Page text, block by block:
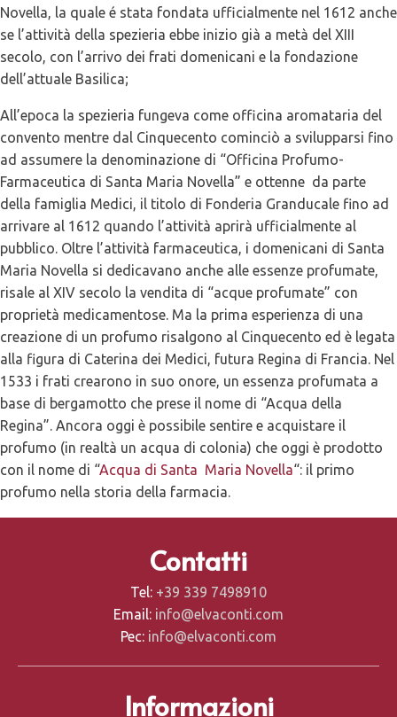
Novella, la quale é stata fondata ufficialmente nel 1612 anche
se l’attività della spezieria ebbe inizio già a metà del XIII
secolo, con l’arrivo dei frati domenicani e la fondazione
dell’attuale Basilica;
All’epoca la spezieria fungeva come officina aromataria del
convento mentre dal Cinquecento cominciò a svilupparsi fino
ad assumere la denominazione di “Officina Profumo-
Farmaceutica di Santa Maria Novella” e ottenne da parte
della famiglia Medici, il titolo di Fonderia Granducale fino ad
arrivare al 1612 quando l’attività aprirà ufficialmente al
pubblico. Oltre l’attività farmaceutica, i domenicani di Santa
Maria Novella si dedicavano anche alle essenze profumate,
risale al XIV secolo la vendita di “acque profumate” con
proprietà medicamentose. Ma la prima esperienza di una
creazione di un profumo risalgono al Cinquecento ed è legata
alla figura di Caterina dei Medici, futura Regina di Francia. Nel
1533 i frati crearono in suo onore, un essenza profumata a
base di bergamotto che prese il nome di “Acqua della
Regina”. Ancora oggi è possibile sentire e acquistare il
profumo (in realtà un acqua di colonia) che oggi è prodotto
con il nome di “Acqua di Santa Maria Novella“: il primo
profumo nella storia della farmacia.
Contatti
Tel: +39 339 7498910
Email: info@elvaconti.com
Pec: info@elvaconti.com
Informazioni